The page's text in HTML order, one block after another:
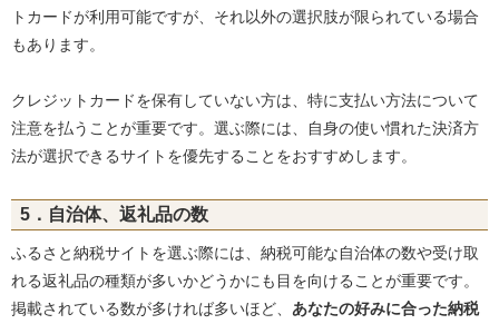
トカードが利用可能ですが、それ以外の選択肢が限られている場合
もあります。
クレジットカードを保有していない方は、特に支払い方法について
注意を払うことが重要です。選ぶ際には、自身の使い慣れた決済方
法が選択できるサイトを優先することをおすすめします。
5．自治体、返礼品の数
ふるさと納税サイトを選ぶ際には、納税可能な自治体の数や受け取
れる返礼品の種類が多いかどうかにも目を向けることが重要です。
掲載されている数が多ければ多いほど、 あなたの好みに合った納税